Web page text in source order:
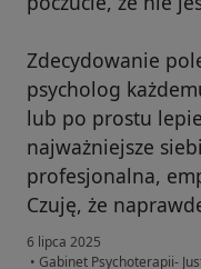
Zdecydowanie
psycholog
lub po prostu
najważniejsze
profesjonalna,
Czuję, że
6 lipca 2025
• Gabinet Psychoterapii-